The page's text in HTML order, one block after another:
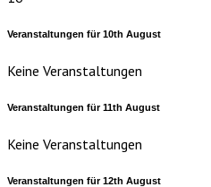
Veranstaltungen für10th August
Keine Veranstaltungen
Veranstaltungen für11th August
Keine Veranstaltungen
Veranstaltungen für12th August